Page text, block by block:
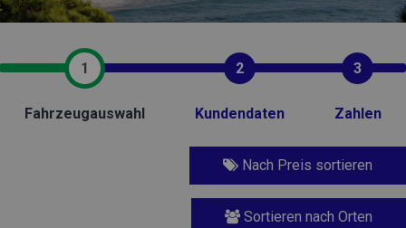
1
Fahrzeugauswahl
2
Kundendaten
3
Zahlen
Nach Preis sortieren
Sortieren nach Orten